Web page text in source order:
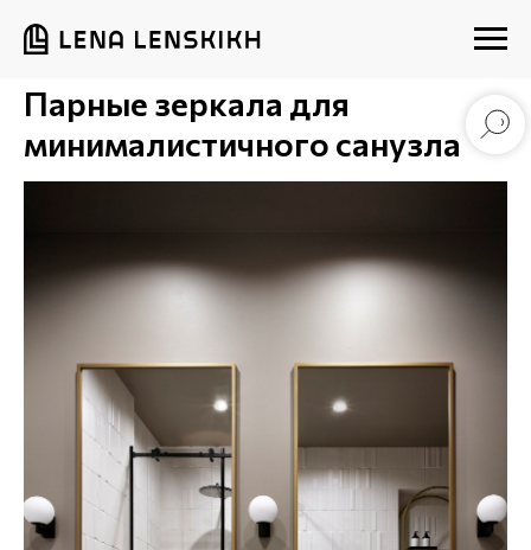
Парные зеркала для
минималистичного санузла